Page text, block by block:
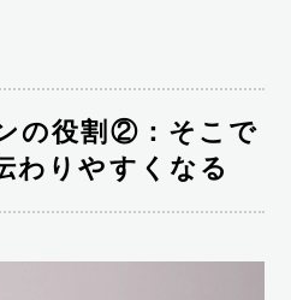
の役割②：そこで
わりやすくなる